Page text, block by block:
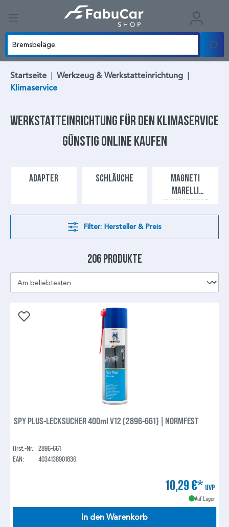
Startseite | Werkzeug & Werkstatteinrichtung |
Klimaservice
Werkstatteinrichtung für den Klimaservice
günstig online kaufen
ADAPTER SCHLÄUCHE
MAGNETI
MARELLI
KLIMASERVICE
Filter: Hersteller & Preis
206 Produkte
SPY PLUS-LECKSUCHER 400ml V12 (2896-661) | NORMFEST
Hrst.-Nr.: 2896-661
EAN:
4034138901836
10,29 €* UVP
Auf Lager
In den Warenkorb